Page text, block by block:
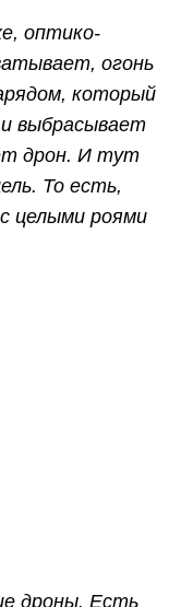
оптико-
огонь
который
выбрасывает
дрон. И тут
То есть,
целыми роями
дроны. Есть